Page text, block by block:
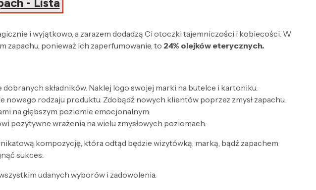
i wyjątkowo, a zarazem dodadzą Ci otoczki tajemniczości i kobiecości. W
zapachu, ponieważ ich zaperfumowanie, to 24% olejków eterycznych.
składników. Naklej logo swojej marki na butelce i kartoniku.
rodzaju produktu. Zdobądź nowych klientów poprzez zmysł zapachu.
na głębszym poziomie emocjonalnym.
pozytywne wrażenia na wielu zmysłowych poziomach.
kompozycję, która odtąd będzie wizytówką, marką, bądź zapachem
sukces.
udanych wyborów i zadowolenia.